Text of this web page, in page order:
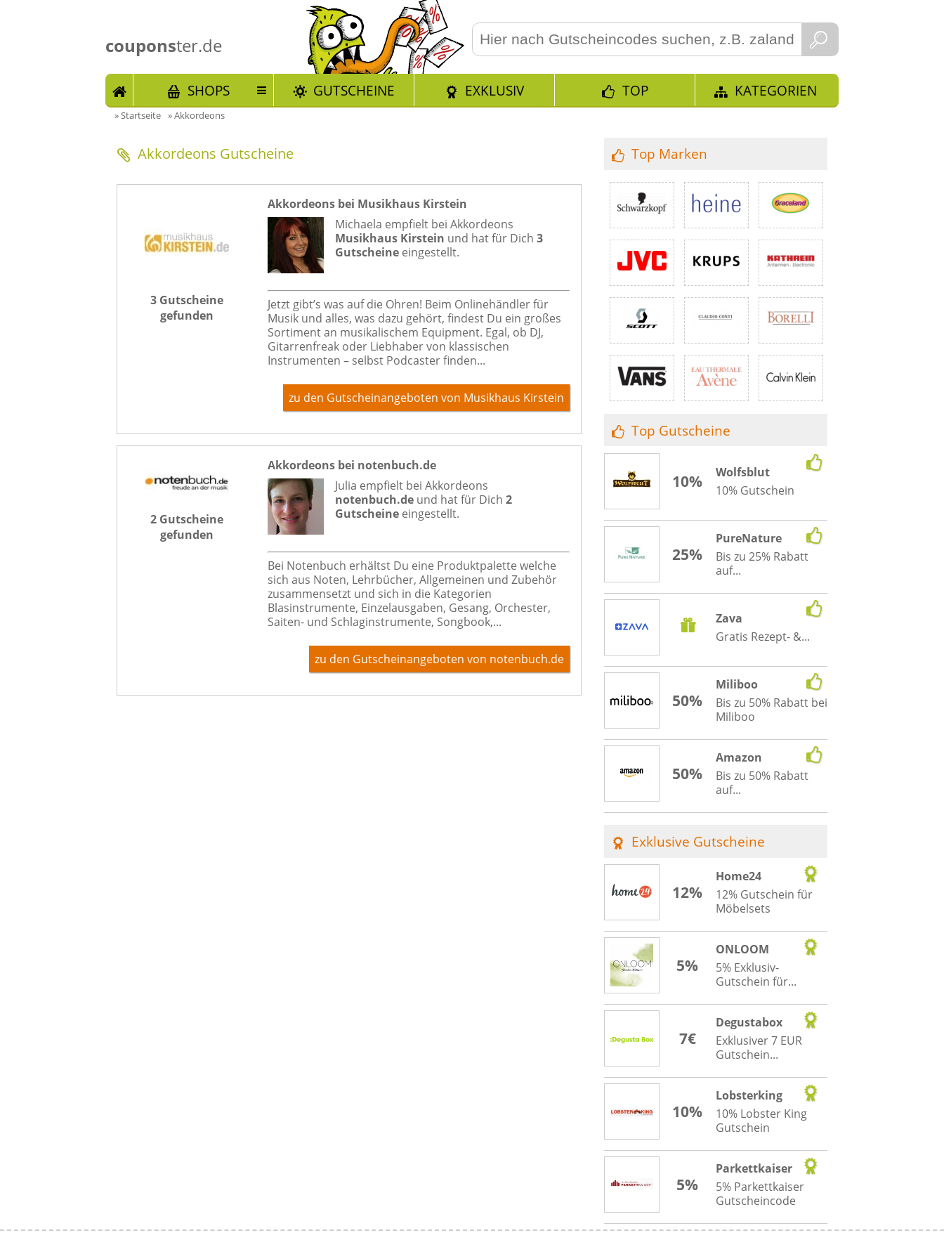
couponster.de
START SHOPS GUTSCHEINE EXKLUSIV TOP KATEGORIEN
»Startseite »Akkordeons
Akkordeons Gutscheine
3 Gutscheine
gefunden
Akkordeons bei Musikhaus Kirstein
Michaela empfielt bei Akkordeons
Musikhaus Kirstein und hat für Dich 3
Gutscheineeingestellt.
Jetzt gibt’s was auf die Ohren! Beim Onlinehändler für
Musik und alles, was dazu gehört, findest Du ein großes
Sortiment an musikalischem Equipment. Egal, ob DJ,
Gitarrenfreak oder Liebhaber von klassischen
Instrumenten – selbst Podcaster finden...
zu den Gutscheinangeboten von Musikhaus Kirstein
2 Gutscheine
gefunden
Akkordeons bei notenbuch.de
Julia empfielt bei Akkordeons
notenbuch.deund hat für Dich 2
Gutscheineeingestellt.
Bei Notenbuch erhältst Du eine Produktpalette welche
sich aus Noten, Lehrbücher, Allgemeinen und Zubehör
zusammensetzt und sich in die Kategorien
Blasinstrumente, Einzelausgaben, Gesang, Orchester,
Saiten- und Schlaginstrumente, Songbook,...
zu den Gutscheinangeboten von notenbuch.de
Top Marken
Top Gutscheine
10%
Wolfsblut
10% Gutschein
25%
PureNature
Bis zu 25% Rabatt
auf...
Zava
Gratis Rezept- &...
50%
Miliboo
Bis zu 50% Rabatt bei
Miliboo
50%
Amazon
Bis zu 50% Rabatt
auf...
Exklusive Gutscheine
12%
Home24
12% Gutschein für
Möbelsets
5%
ONLOOM
5% Exklusiv-
Gutschein für...
7€
Degustabox
Exklusiver 7 EUR
Gutschein...
10%
Lobsterking
10% Lobster King
Gutschein
5%
Parkettkaiser
5% Parkettkaiser
Gutscheincode